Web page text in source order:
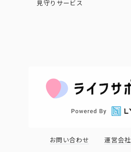
見守りサービス
お問い合わせ 運営会社